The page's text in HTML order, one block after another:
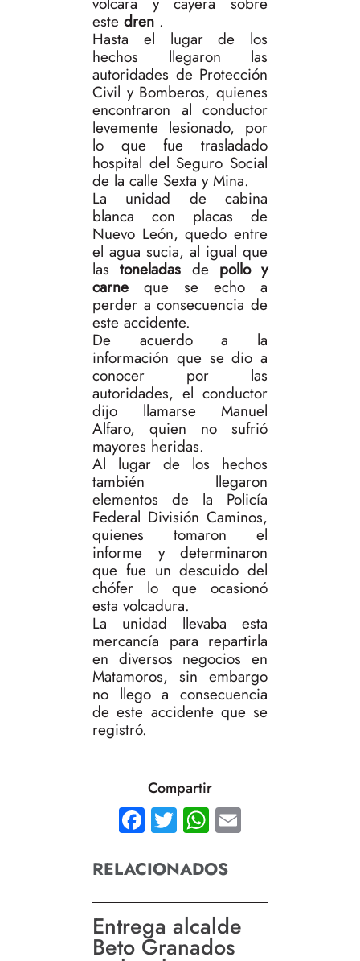
este dren .
Hasta el lugar de los
hechos llegaron las
autoridades de Protección
Civil y Bomberos, quienes
encontraron al conductor
levemente lesionado, por
lo que fue trasladado
hospital del Seguro Social
de la calle Sexta y Mina.
La unidad de cabina
blanca con placas de
Nuevo León, quedo entre
el agua sucia, al igual que
las toneladas de pollo y
carne que se echo a
perder a consecuencia de
este accidente.
De acuerdo a la
información que se dio a
conocer por las
autoridades, el conductor
dijo llamarse Manuel
Alfaro, quien no sufrió
mayores heridas.
Al lugar de los hechos
también llegaron
elementos de la Policía
Federal División Caminos,
quienes tomaron el
informe y determinaron
que fue un descuido del
chófer lo que ocasionó
esta volcadura.
La unidad llevaba esta
mercancía para repartirla
en diversos negocios en
Matamoros, sin embargo
no llego a consecuencia
de este accidente que se
registró.
Compartir
Facebook
TwitterWhatsApp
RELACIONADOS
Entrega alcalde
Beto Granados